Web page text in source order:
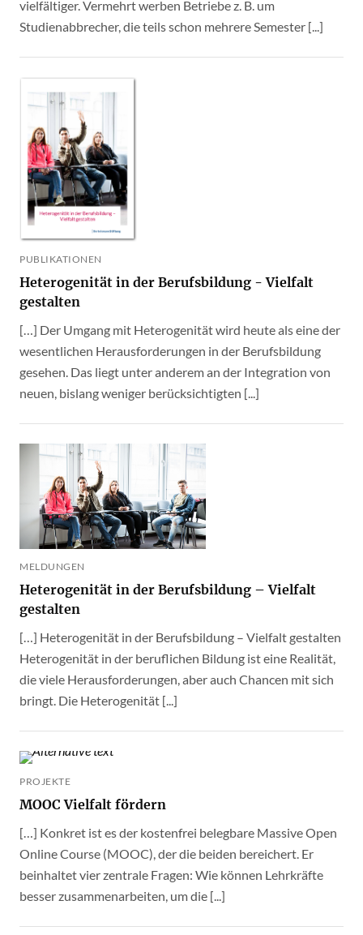
vielfältiger. Vermehrt werben Betriebe z. B. um
Studienabbrecher, die teils schon mehrere Semester [...]
PUBLIKATIONEN
Heterogenität in der Berufsbildung - Vielfalt
gestalten
[…] Der Umgang mit Heterogenität wird heute als eine der
wesentlichen Herausforderungen in der Berufsbildung
gesehen. Das liegt unter anderem an der Integration von
neuen, bislang weniger berücksichtigten [...]
MELDUNGEN
Heterogenität in der Berufsbildung – Vielfalt
gestalten
[…] Heterogenität in der Berufsbildung – Vielfalt gestalten
Heterogenität in der beruflichen Bildung ist eine Realität,
die viele Herausforderungen, aber auch Chancen mit sich
bringt. Die Heterogenität [...]
PROJEKTE
MOOC Vielfalt fördern
[…] Konkret ist es der kostenfrei belegbare Massive Open
Online Course (MOOC), der die beiden bereichert. Er
beinhaltet vier zentrale Fragen: Wie können Lehrkräfte
besser zusammenarbeiten, um die [...]